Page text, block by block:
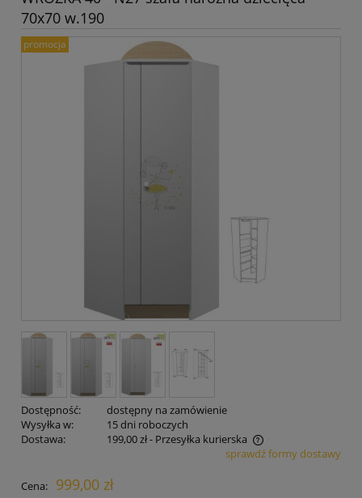
70x70 w.190
promocja
Dostępność:
dostępny na zamówienie
Wysyłka w:
15 dni roboczych
Dostawa:
199,00 zł- Przesyłka kurierska
Cena nie zawiera ewentualnych kosztów płatnościsprawdź formy dostawy
Cena: 999,00 zł